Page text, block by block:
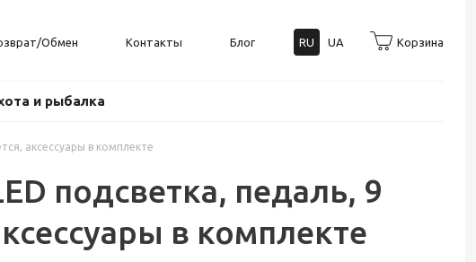
Обмен Контакты Блог RU UA Корзина
и рыбалка
аксессуары в комплекте
подсветка, педаль, 9
в комплекте